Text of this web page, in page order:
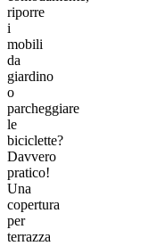
riporre
i
mobili
da
giardino
o
parcheggiare
le
biciclette?
Davvero
pratico!
Una
copertura
per
terrazza